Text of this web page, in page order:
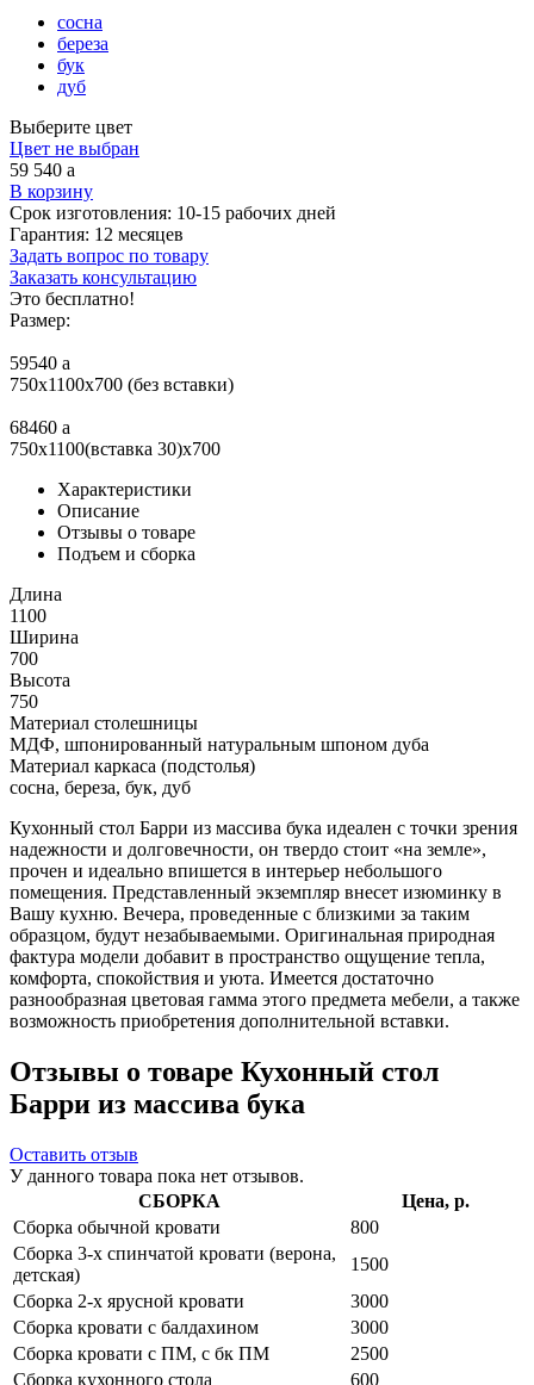
сосна
береза
бук
дуб
Выберите цвет
Цвет не выбран
59 540 a
В корзину
Срок изготовления: 10-15 рабочих дней
Гарантия: 12 месяцев
Задать вопрос по товару
Заказать консультацию
Это бесплатно!
Размер:
59540 a
750x1100x700 (без вставки)
68460 a
750x1100(вставка 30)x700
Характеристики
Описание
Отзывы о товаре
Подъем и сборка
Длина
1100
Ширина
700
Высота
750
Материал столешницы
МДФ, шпонированный натуральным шпоном дуба
Материал каркаса (подстолья)
сосна, береза, бук, дуб
Кухонный стол Барри из массива бука идеален с точки зрения
надежности и долговечности, он твердо стоит «на земле»,
прочен и идеально впишется в интерьер небольшого
помещения. Представленный экземпляр внесет изюминку в
Вашу кухню. Вечера, проведенные с близкими за таким
образцом, будут незабываемыми. Оригинальная природная
фактура модели добавит в пространство ощущение тепла,
комфорта, спокойствия и уюта. Имеется достаточно
разнообразная цветовая гамма этого предмета мебели, а также
возможность приобретения дополнительной вставки.
Отзывы о товаре Кухонный стол
Барри из массива бука
Оставить отзыв
У данного товара пока нет отзывов.
СБОРКА
Цена, р.
Сборка обычной кровати
800
Сборка 3-х спинчатой кровати (верона,
детская)
1500
Сборка 2-х ярусной кровати
3000
Сборка кровати с балдахином
3000
Сборка кровати с ПМ, с бк ПМ
2500
Сборка кухонного стола
600